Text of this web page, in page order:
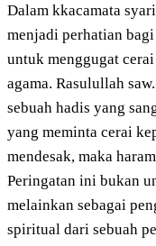
Dalam kkacamata
menjadi perhatian
untuk menggugat
agama. Rasulullah
sebuah hadis yang
yang meminta cerai
mendesak, maka
Peringatan ini bukan
melainkan sebagai
spiritual dari sebuah